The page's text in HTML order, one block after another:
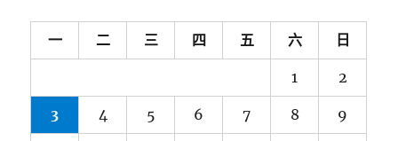
一 二 三 四 五 六 日
1 2
3 4 5 6 7 8 9